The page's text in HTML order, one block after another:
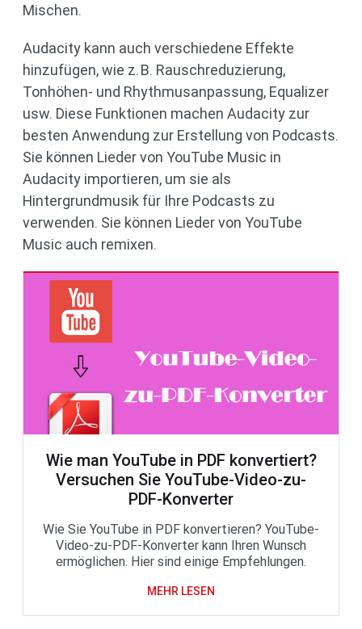
Mischen.
Audacity kann auch verschiedene Effekte
hinzufügen, wie z. B. Rauschreduzierung,
Tonhöhen- und Rhythmusanpassung, Equalizer
usw. Diese Funktionen machen Audacity zur
besten Anwendung zur Erstellung von Podcasts.
Sie können Lieder von YouTube Music in
Audacity importieren, um sie als
Hintergrundmusik für Ihre Podcasts zu
verwenden. Sie können Lieder von YouTube
Music auch remixen.
Wie man YouTube in PDF konvertiert?
Versuchen Sie YouTube-Video-zu-
PDF-Konverter
Wie Sie YouTube in PDF konvertieren? YouTube-
Video-zu-PDF-Konverter kann Ihren Wunsch
ermöglichen. Hier sind einige Empfehlungen.
MEHR LESEN